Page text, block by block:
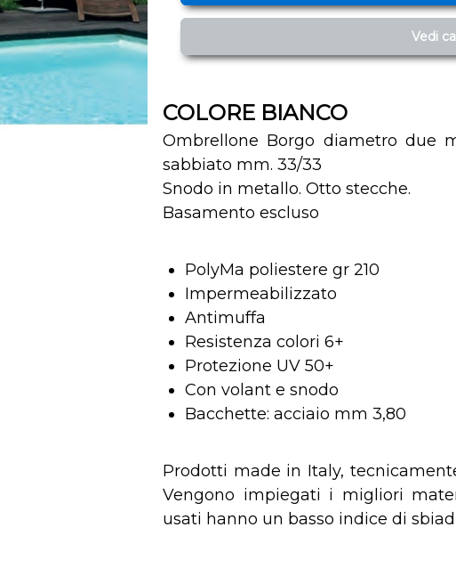
Vedi
COLORE BIANCO
Ombrellone Borgo diametro due
sabbiato mm. 33/33
Snodo in metallo. Otto stecche.
Basamento escluso
PolyMa poliestere gr 210
Impermeabilizzato
Antimuffa
Resistenza colori 6+
Protezione UV 50+
Con volant e snodo
Bacchette: acciaio mm 3,80
Prodotti made in Italy,
Vengono impiegati i migliori
usati hanno un basso indice di